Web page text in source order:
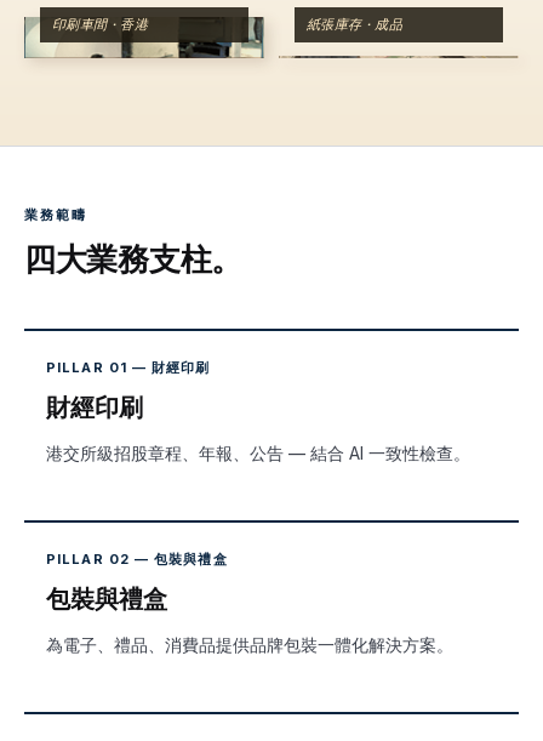
印刷車間 · 香港 紙張庫存 · 成品
業務範疇
四大業務支柱。
PILLAR 01 — 財經印刷
財經印刷
港交所級招股章程、年報、公告 — 結合 AI 一致性檢查。
PILLAR 02 — 包裝與禮盒
包裝與禮盒
為電子、禮品、消費品提供品牌包裝一體化解決方案。